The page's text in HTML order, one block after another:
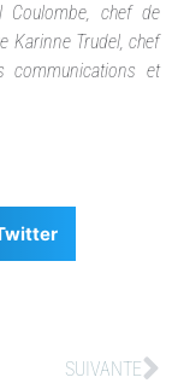
Coulombe, chef de
Karinne Trudel, chef
communications et
SUIVANTE